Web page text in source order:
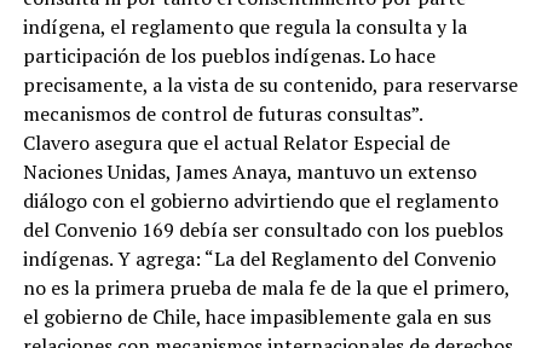
indígena, el reglamento que regula la consulta y la
participación de los pueblos indígenas. Lo hace
precisamente, a la vista de su contenido, para reservarse
mecanismos de control de futuras consultas”.
Clavero asegura que el actual Relator Especial de
Naciones Unidas, James Anaya, mantuvo un extenso
diálogo con el gobierno advirtiendo que el reglamento
del Convenio 169 debía ser consultado con los pueblos
indígenas. Y agrega: “La del Reglamento del Convenio
no es la primera prueba de mala fe de la que el primero,
el gobierno de Chile, hace impasiblemente gala en sus